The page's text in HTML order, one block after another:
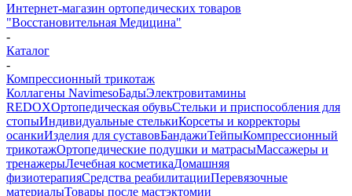
Интернет-магазин ортопедических товаров
"Восстановительная Медицина"
-
Каталог
-
Компрессионный трикотаж
Коллагены NavimesoБадыЭлектровитамины
REDOXОртопедическая обувьСтельки и приспособления для
стопыИндивидуальные стелькиКорсеты и корректоры
осанкиИзделия для суставовБандажиТейпыКомпрессионный
трикотажОртопедические подушки и матрасыМассажеры и
тренажерыЛечебная косметикаДомашняя
физиотерапияСредства реабилитацииПеревязочные
материалыТовары после мастэктомии